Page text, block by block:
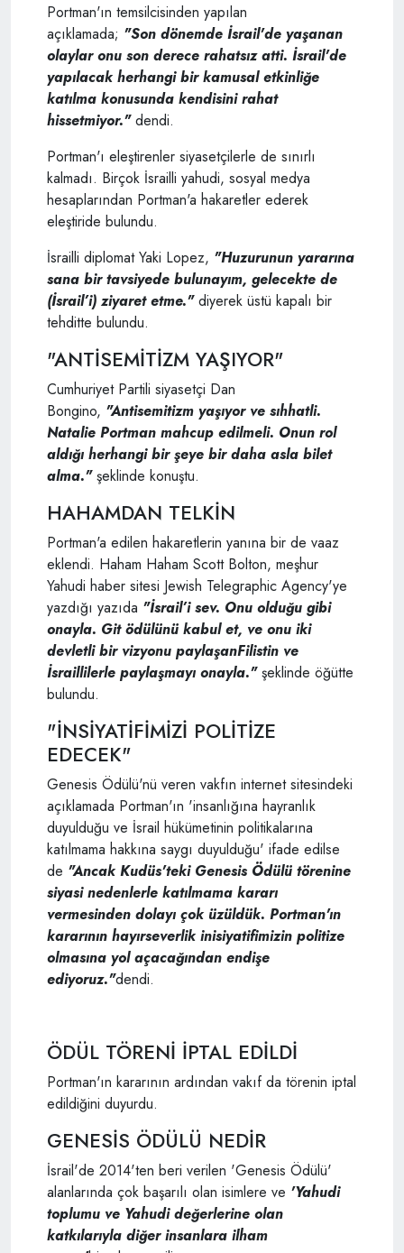
Portman'ın temsilcisinden yapılan
açıklamada; "Son dönemde İsrail'de yaşanan
olaylar onu son derece rahatsız atti. İsrail'de
yapılacak herhangi bir kamusal etkinliğe
katılma konusunda kendisini rahat
hissetmiyor."dendi.
Portman'ı eleştirenler siyasetçilerle de sınırlı
kalmadı. Birçok İsrailli yahudi, sosyal medya
hesaplarından Portman'a hakaretler ederek
eleştiride bulundu.
İsrailli diplomat Yaki Lopez, "Huzurunun yararına
sana bir tavsiyede bulunayım, gelecekte de
(İsrail’i) ziyaret etme."diyerek üstü kapalı bir
tehditte bulundu.
"ANTİSEMİTİZM YAŞIYOR"
Cumhuriyet Partili siyasetçi Dan
Bongino, "Antisemitizm yaşıyor ve sıhhatli.
Natalie Portman mahcup edilmeli. Onun rol
aldığı herhangi bir şeye bir daha asla bilet
alma."şeklinde konuştu.
HAHAMDAN TELKİN
Portman'a edilen hakaretlerin yanına bir de vaaz
eklendi. Haham Haham Scott Bolton, meşhur
Yahudi haber sitesi Jewish Telegraphic Agency'ye
yazdığı yazıda "İsrail’i sev. Onu olduğu gibi
onayla. Git ödülünü kabul et, ve onu iki
devletli bir vizyonu paylaşanFilistin ve
İsraillilerle paylaşmayı onayla."şeklinde öğütte
bulundu.
"İNSİYATİFİMİZİ POLİTİZE
EDECEK"
Genesis Ödülü'nü veren vakfın internet sitesindeki
açıklamada Portman'ın 'insanlığına hayranlık
duyulduğu ve İsrail hükümetinin politikalarına
katılmama hakkına saygı duyulduğu' ifade edilse
de "Ancak Kudüs'teki Genesis Ödülü törenine
siyasi nedenlerle katılmama kararı
vermesinden dolayı çok üzüldük. Portman'ın
kararının hayırseverlik inisiyatifimizin politize
olmasına yol açacağından endişe
ediyoruz."dendi.
ÖDÜL TÖRENİ İPTAL EDİLDİ
Portman'ın kararının ardından vakıf da törenin iptal
edildiğini duyurdu.
GENESİS ÖDÜLÜ NEDİR
İsrail'de 2014'ten beri verilen 'Genesis Ödülü'
alanlarında çok başarılı olan isimlere ve 'Yahudi
toplumu ve Yahudi değerlerine olan
katkılarıyla diğer insanlara ilham